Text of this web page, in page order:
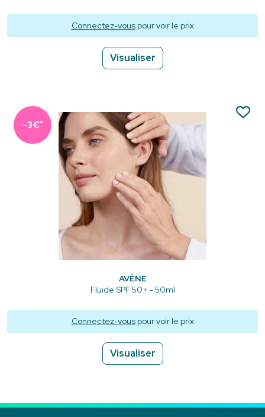
Connectez-vouspour voir le prix
Visualiser
-3€*
AVÈNE
Fluide SPF 50+ - 50ml
Connectez-vouspour voir le prix
Visualiser